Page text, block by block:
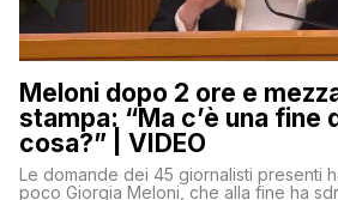
Meloni dopo 2 ore e
stampa: “Ma c’è una fine
cosa?” | VIDEO
Le domande dei 45 giornalisti presenti
poco Giorgia Meloni, che alla fine ha